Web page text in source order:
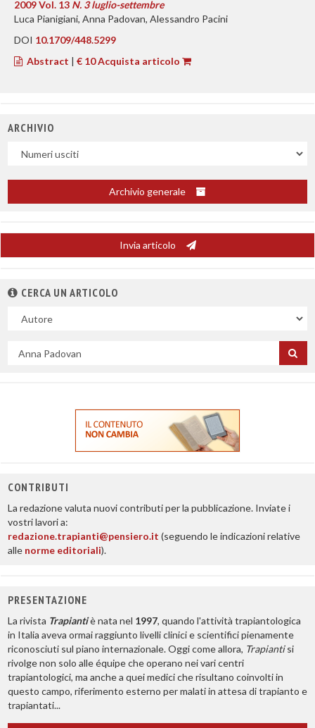
2009 Vol. 13 N. 3 luglio-settembre
Luca Pianigiani, Anna Padovan, Alessandro Pacini
DOI 10.1709/448.5299
Abstract | € 10 Acquista articolo
ARCHIVIO
Archivio generale
Invia articolo
CERCA UN ARTICOLO
campo
per
CONTRIBUTI
La redazione valuta nuovi contributi per la pubblicazione. Inviate i
vostri lavori a:
redazione.trapianti@pensiero.it (seguendo le indicazioni relative
alle norme editoriali).
PRESENTAZIONE
La rivista Trapiantiè nata nel 1997, quando l'attività trapiantologica
in Italia aveva ormai raggiunto livelli clinici e scientifici pienamente
riconosciuti sul piano internazionale. Oggi come allora, Trapiantisi
rivolge non solo alle équipe che operano nei vari centri
trapiantologici, ma anche a quei medici che risultano coinvolti in
questo campo, riferimento esterno per malati in attesa di trapianto e
trapiantati...